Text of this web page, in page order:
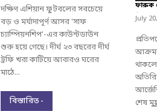
দক্ষিণ এশিয়ান ফুটবলের সবচেয়ে
বড় ও মর্যাদাপূর্ণ আসর 'সাফ
চ্যাম্পিয়নশিপ'-এর কাউন্টডাউন
শুরু হয়ে গেছে। দীর্ঘ ২৩ বছরের দীর্ঘ
ট্রফি খরা কাটিয়ে আবারও ঘরের
মাঠে...
বিস্তারিত -
ফারুক
-
July
শেষ